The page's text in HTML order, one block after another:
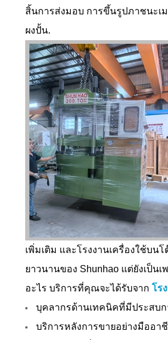
สิ้นการส่งมอบ การขึ้นรูปภาชนะเ
ผงปั้น.
เพิ่มเติม และโรงงานเครื่องใช้บน
ยาวนานของ Shunhao แต่ยังเป็น
อะไร บริการที่คุณจะได้รับจาก โร
บุคลากรด้านเทคนิคที่มีประสบ
บริการหลังการขายอย่างมืออา